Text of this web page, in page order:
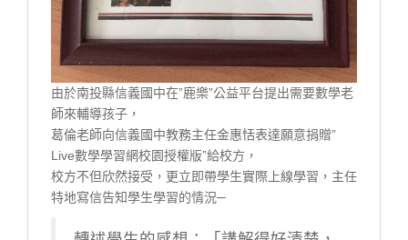
由於南投縣信義國中在”鹿樂”公益平台提出需要數學老
師來輔導孩子，
葛倫老師向信義國中教務主任金惠恬表達願意捐贈”
Live數學學習網校園授權版”給校方，
校方不但欣然接受，更立即帶學生實際上線學習，主任
特地寫信告知學生學習的情況─